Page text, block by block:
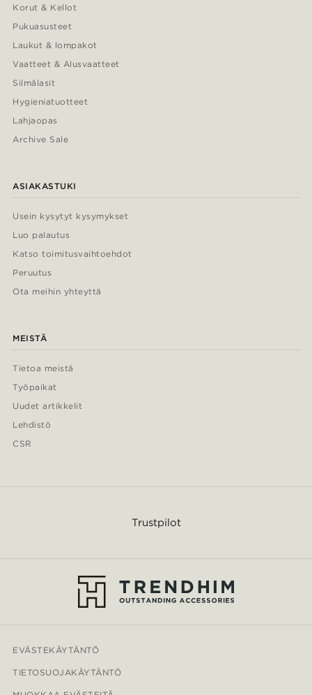
Korut & Kellot
Pukuasusteet
Laukut & lompakot
Vaatteet & Alusvaatteet
Silmälasit
Hygieniatuotteet
Lahjaopas
Archive Sale
ASIAKASTUKI
Usein kysytyt kysymykset
Luo palautus
Katso toimitusvaihtoehdot
Peruutus
Ota meihin yhteyttä
MEISTÄ
Tietoa meistä
Työpaikat
Uudet artikkelit
Lehdistö
CSR
Trustpilot
EVÄSTEKÄYTÄNTÖ
TIETOSUOJAKÄYTÄNTÖ